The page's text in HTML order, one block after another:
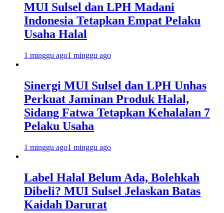
MUI Sulsel dan LPH Madani
Indonesia Tetapkan Empat Pelaku
Usaha Halal
1 minggu ago1 minggu ago
Sinergi MUI Sulsel dan LPH Unhas
Perkuat Jaminan Produk Halal,
Sidang Fatwa Tetapkan Kehalalan 7
Pelaku Usaha
1 minggu ago1 minggu ago
Label Halal Belum Ada, Bolehkah
Dibeli? MUI Sulsel Jelaskan Batas
Kaidah Darurat